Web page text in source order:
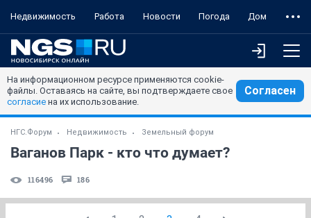
Недвижимость Работа Новости Погода Дом
На информационном ресурсе применяются cookie-
файлы. Оставаясь на сайте, вы подтверждаете свое
согласие на их использование.
Согласен
НГС.Форум Недвижимость Земельный форум
Ваганов Парк - кто что думает?
116496 186